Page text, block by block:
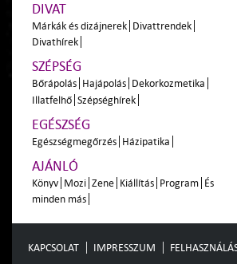
DIVAT
Márkák és dizájnerek Divattrendek
Divathírek
SZÉPSÉG
Bőrápolás Hajápolás Dekorkozmetika
Illatfelhő Szépséghírek
EGÉSZSÉG
Egészségmegőrzés Házipatika
AJÁNLÓ
Könyv Mozi Zene Kiállítás Program És
minden más
KAPCSOLAT IMPRESSZUM